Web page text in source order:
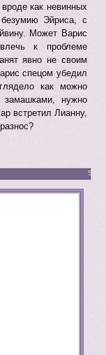
как невинных
Эйриса, с
Может Варис
к проблеме
явно не своим
спецом убедил
как можно
нужно
встретил Лианну,
5